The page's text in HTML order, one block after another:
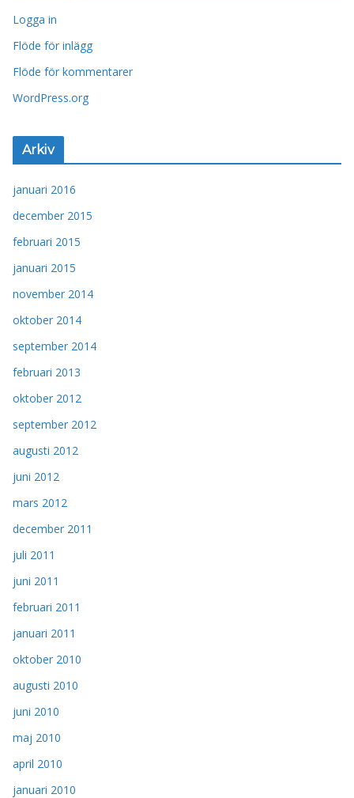
Logga in
Flöde för inlägg
Flöde för kommentarer
WordPress.org
Arkiv
januari 2016
december 2015
februari 2015
januari 2015
november 2014
oktober 2014
september 2014
februari 2013
oktober 2012
september 2012
augusti 2012
juni 2012
mars 2012
december 2011
juli 2011
juni 2011
februari 2011
januari 2011
oktober 2010
augusti 2010
juni 2010
maj 2010
april 2010
januari 2010